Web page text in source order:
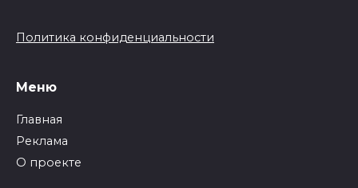
Политика конфиденциальности
Меню
Главная
Реклама
О проекте